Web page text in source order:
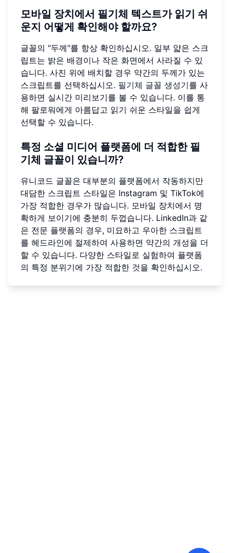
모바일 장치에서 필기체 텍스트가 읽기 쉬
운지 어떻게 확인해야 할까요?
글꼴의 "두께"를 항상 확인하십시오. 일부 얇은 스크
립트는 밝은 배경이나 작은 화면에서 사라질 수 있
습니다. 사진 위에 배치할 경우 약간의 두께가 있는
스크립트를 선택하십시오. 필기체 글꼴 생성기를 사
용하면 실시간 미리보기를 볼 수 있습니다. 이를 통
해 팔로워에게 아름답고 읽기 쉬운 스타일을 쉽게
선택할 수 있습니다.
특정 소셜 미디어 플랫폼에 더 적합한 필
기체 글꼴이 있습니까?
유니코드 글꼴은 대부분의 플랫폼에서 작동하지만
대담한 스크립트 스타일은 Instagram 및 TikTok에
가장 적합한 경우가 많습니다. 모바일 장치에서 명
확하게 보이기에 충분히 두껍습니다. LinkedIn과 같
은 전문 플랫폼의 경우, 미묘하고 우아한 스크립트
를 헤드라인에 절제하여 사용하면 약간의 개성을 더
할 수 있습니다. 다양한 스타일로 실험하여 플랫폼
의 특정 분위기에 가장 적합한 것을 확인하십시오.